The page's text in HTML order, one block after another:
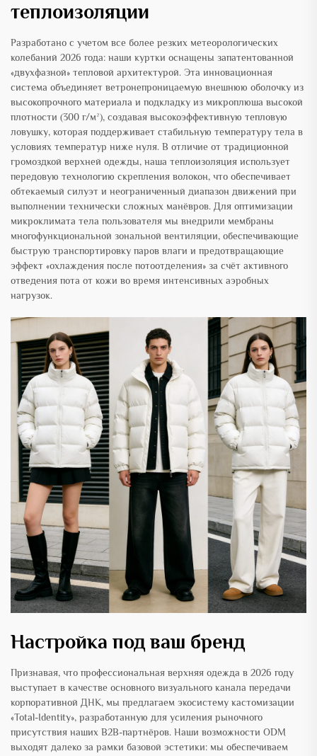
теплоизоляции
Разработано с учетом все более резких метеорологических
колебаний 2026 года: наши куртки оснащены запатентованной
«двухфазной» тепловой архитектурой. Эта инновационная
система объединяет ветронепроницаемую внешнюю оболочку из
высокопрочного материала и подкладку из микроплюша высокой
плотности (300 г/м²), создавая высокоэффективную тепловую
ловушку, которая поддерживает стабильную температуру тела в
условиях температур ниже нуля. В отличие от традиционной
громоздкой верхней одежды, наша теплоизоляция использует
передовую технологию скрепления волокон, что обеспечивает
обтекаемый силуэт и неограниченный диапазон движений при
выполнении технически сложных манёвров. Для оптимизации
микроклимата тела пользователя мы внедрили мембраны
многофункциональной зональной вентиляции, обеспечивающие
быструю транспортировку паров влаги и предотвращающие
эффект «охлаждения после потоотделения» за счёт активного
отведения пота от кожи во время интенсивных аэробных
нагрузок.
Настройка под ваш бренд
Признавая, что профессиональная верхняя одежда в 2026 году
выступает в качестве основного визуального канала передачи
корпоративной ДНК, мы предлагаем экосистему кастомизации
«Total-Identity», разработанную для усиления рыночного
присутствия наших B2B-партнёров. Наши возможности ODM
выходят далеко за рамки базовой эстетики: мы обеспечиваем